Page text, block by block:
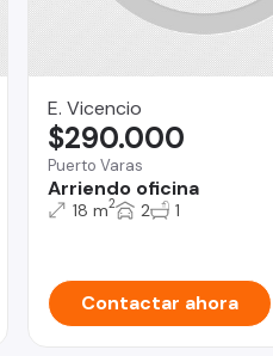
E. Vicencio
Puerto Varas
Arriendo oficina
$290.000
18 m2 2 1
Contactar ahora